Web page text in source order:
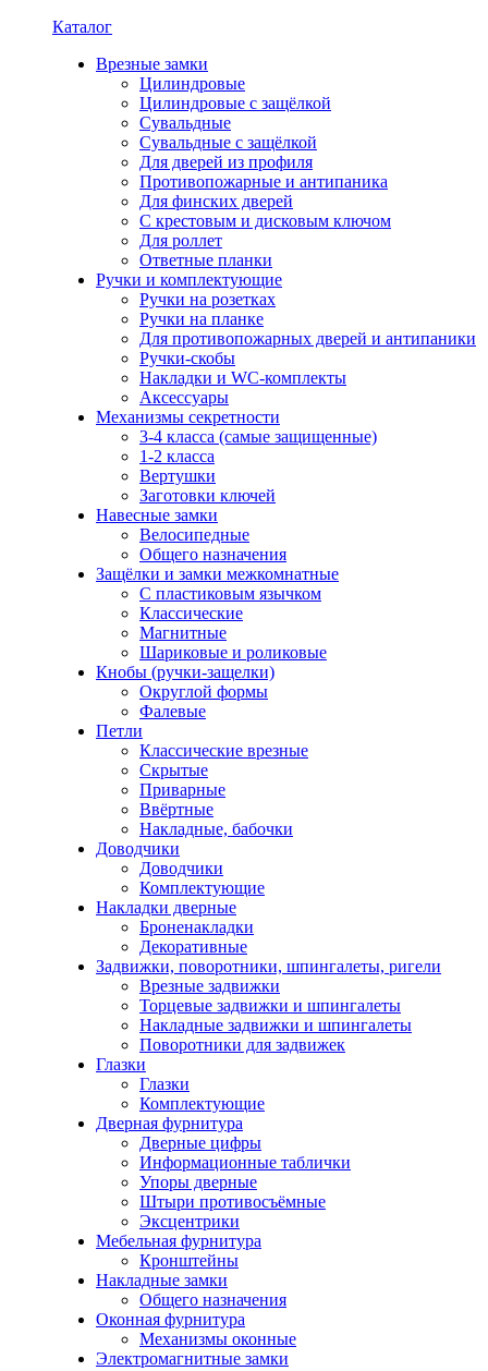
Каталог
Врезные замки
Цилиндровые
Цилиндровые с защёлкой
Сувальдные
Сувальдные с защёлкой
Для дверей из профиля
Противопожарные и антипаника
Для финских дверей
С крестовым и дисковым ключом
Для роллет
Ответные планки
Ручки и комплектующие
Ручки на розетках
Ручки на планке
Для противопожарных дверей и антипаники
Ручки-скобы
Накладки и WC-комплекты
Аксессуары
Механизмы секретности
3-4 класса (самые защищенные)
1-2 класса
Вертушки
Заготовки ключей
Навесные замки
Велосипедные
Общего назначения
Защёлки и замки межкомнатные
С пластиковым язычком
Классические
Магнитные
Шариковые и роликовые
Кнобы (ручки-защелки)
Округлой формы
Фалевые
Петли
Классические врезные
Скрытые
Приварные
Ввёртные
Накладные, бабочки
Доводчики
Доводчики
Комплектующие
Накладки дверные
Броненакладки
Декоративные
Задвижки, поворотники, шпингалеты, ригели
Врезные задвижки
Торцевые задвижки и шпингалеты
Накладные задвижки и шпингалеты
Поворотники для задвижек
Глазки
Глазки
Комплектующие
Дверная фурнитура
Дверные цифры
Информационные таблички
Упоры дверные
Штыри противосъёмные
Эксцентрики
Мебельная фурнитура
Кронштейны
Накладные замки
Общего назначения
Оконная фурнитура
Механизмы оконные
Электромагнитные замки